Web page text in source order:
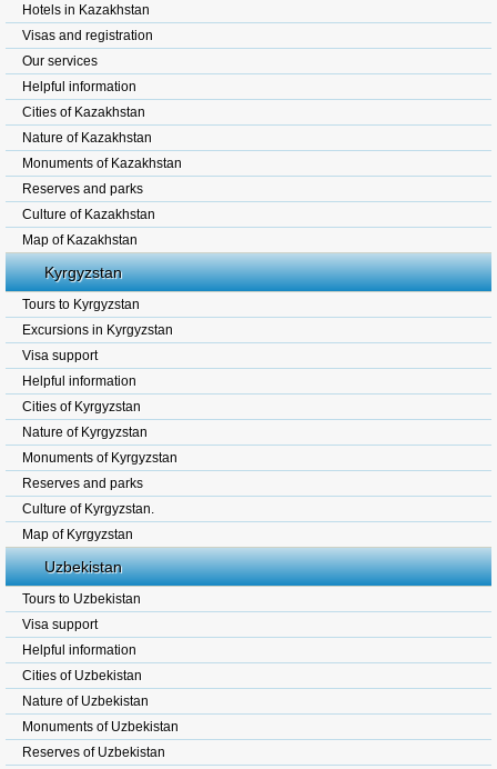
Hotels in Kazakhstan
Visas and registration
Our services
Helpful information
Cities of Kazakhstan
Nature of Kazakhstan
Monuments of Kazakhstan
Reserves and parks
Culture of Kazakhstan
Map of Kazakhstan
Kyrgyzstan
Tours to Kyrgyzstan
Excursions in Kyrgyzstan
Visa support
Helpful information
Cities of Kyrgyzstan
Nature of Kyrgyzstan
Monuments of Kyrgyzstan
Reserves and parks
Culture of Kyrgyzstan.
Map of Kyrgyzstan
Uzbekistan
Tours to Uzbekistan
Visa support
Helpful information
Cities of Uzbekistan
Nature of Uzbekistan
Monuments of Uzbekistan
Reserves of Uzbekistan